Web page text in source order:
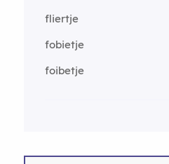
fliertje
fobietje
foibetje